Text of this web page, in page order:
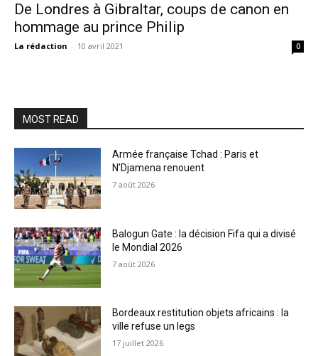
De Londres à Gibraltar, coups de canon en
hommage au prince Philip
La rédaction - 10 avril 2021 0
MOST READ
Armée française Tchad : Paris et
N’Djamena renouent
7 août 2026
Balogun Gate : la décision Fifa qui a divisé
le Mondial 2026
7 août 2026
Bordeaux restitution objets africains : la
ville refuse un legs
17 juillet 2026